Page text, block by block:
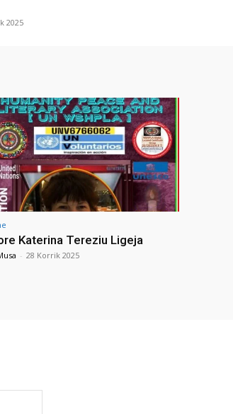
2025
Katerina Tereziu Ligeja
- 28 Korrik 2025